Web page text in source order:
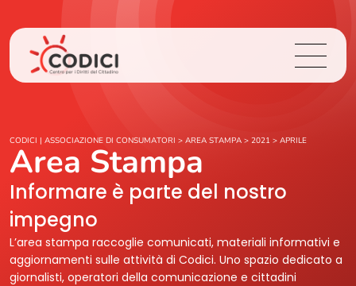
Chi Siamo
Cosa Facciamo
Area Stampa
Contatti
CODICI | ASSOCIAZIONE DI CONSUMATORI > AREA STAMPA > 2021 > APRILE
Area Stampa
Informare è parte del nostro
impegno
L’area stampa raccoglie comunicati, materiali informativi e
aggiornamenti sulle attività di Codici. Uno spazio dedicato a
giornalisti, operatori della comunicazione e cittadini